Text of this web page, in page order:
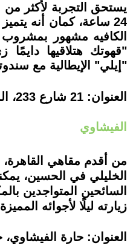
يستحق التجربة لأكثر
24 ساعة، كمان أنه
الكافيه مشهور بمشروب
"قهوتك هتلاقيها دايمًا
"إيلي" الإيطالية مع
العنوان: 21 شارع 233، المعادي.
الفيشاوي
من أقدم مقاهي
الخليلي في الحسين،
السائحين المتواجدين
زيارته ليلًا لأجوائه
العنوان: حارة